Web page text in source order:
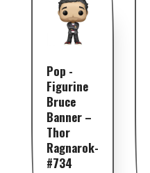
Pop -
Figurine
Bruce
Banner –
Thor
Ragnarok-
#734